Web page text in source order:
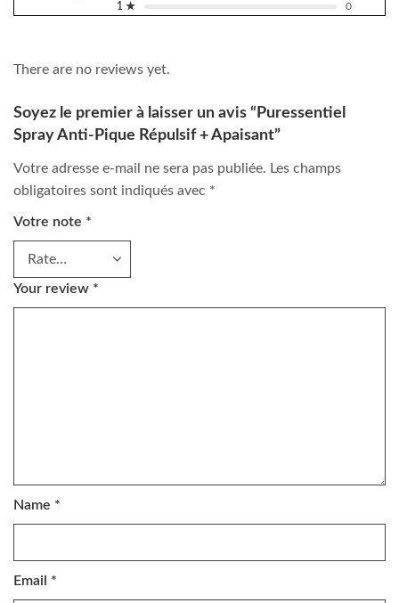
1 ★
0
There are no reviews yet.
Soyez le premier à laisser un avis “Puressentiel
Spray Anti-Pique Répulsif + Apaisant”
Votre adresse e-mail ne sera pas publiée. Les champs
obligatoires sont indiqués avec *
Votre note *
Your review *
Name *
Email *